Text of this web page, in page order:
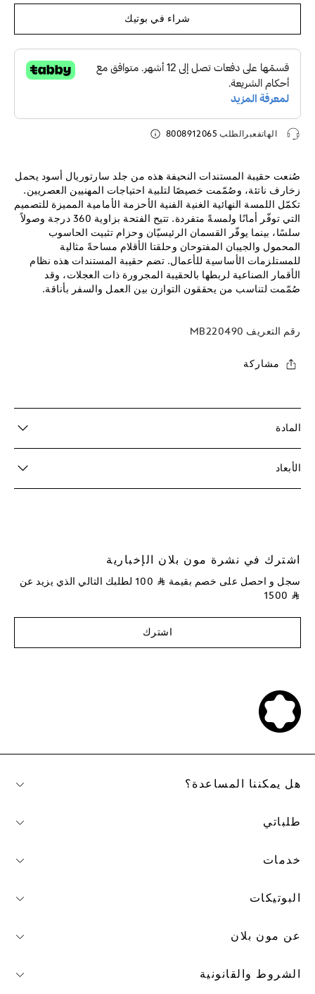
شراء في بوتيك
الهاتفعبرالطلب 8008912065
صُنعت حقيبة المستندات النحيفة هذه من جلد سارتوريال أسود يحمل
زخارف ناتئة، وصُمّمت خصيصًا لتلبية احتياجات المهنيين العصريين.
تكمّل اللمسة النهائية الغنية الفنية الأحزمة الأمامية المميزة للتصميم
التي توفّر أمانًا ولمسةً متفردة. تتيح الفتحة بزاوية 360 درجة وصولاً
سلسًا، بينما يوفّر القسمان الرئيسيّان وحزام تثبيت الحاسوب
المحمول والجيبان المفتوحان وحلقتا الأقلام مساحةً مثالية
للمستلزمات الأساسية للأعمال. تضم حقيبة المستندات هذه نظام
الأقمار الصناعية لربطها بالحقيبة المجرورة ذات العجلات، وقد
صُمّمت لتناسب من يحققون التوازن بين العمل والسفر بأناقة.
رقم التعريف MB220490
مشاركة
المادة
الأبعاد
اشترك في نشرة مون بلان الإخبارية
سجل و احصل على خصم بقيمة ⃁
لطلبك التالي الذي يزيد عن
⃁
اشترك
هل يمكننا المساعدة؟
طلباتي
خدمات
البوتيكات
عن مون بلان
الشروط والقانونية